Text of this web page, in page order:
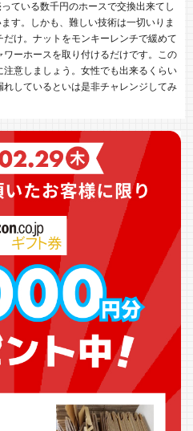
ている数千円のホースで交換出来てし
ます。しかも、難しい技術は一切いりま
け。ナットをモンキーレンチで緩めて
ーホースを取り付けるだけです。この
意しましょう。女性でも出来るくらい
しているといは是非チャレンジしてみ